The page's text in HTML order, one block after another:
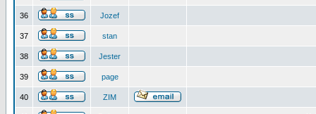
36 Jozef
37 stan
38 Jester
39 page
40 ZIM